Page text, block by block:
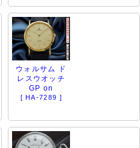
ウォルサム ド
レスウオッチ
GP on
[ HA-7289 ]